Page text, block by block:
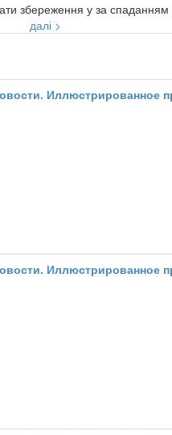
збереження у за
далі >
Иллюстрированное
Иллюстрированное